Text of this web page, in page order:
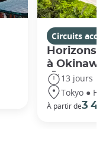
Circuits
Horizons
à Okinawa
13 jours
Tokyo ●
À partir de3